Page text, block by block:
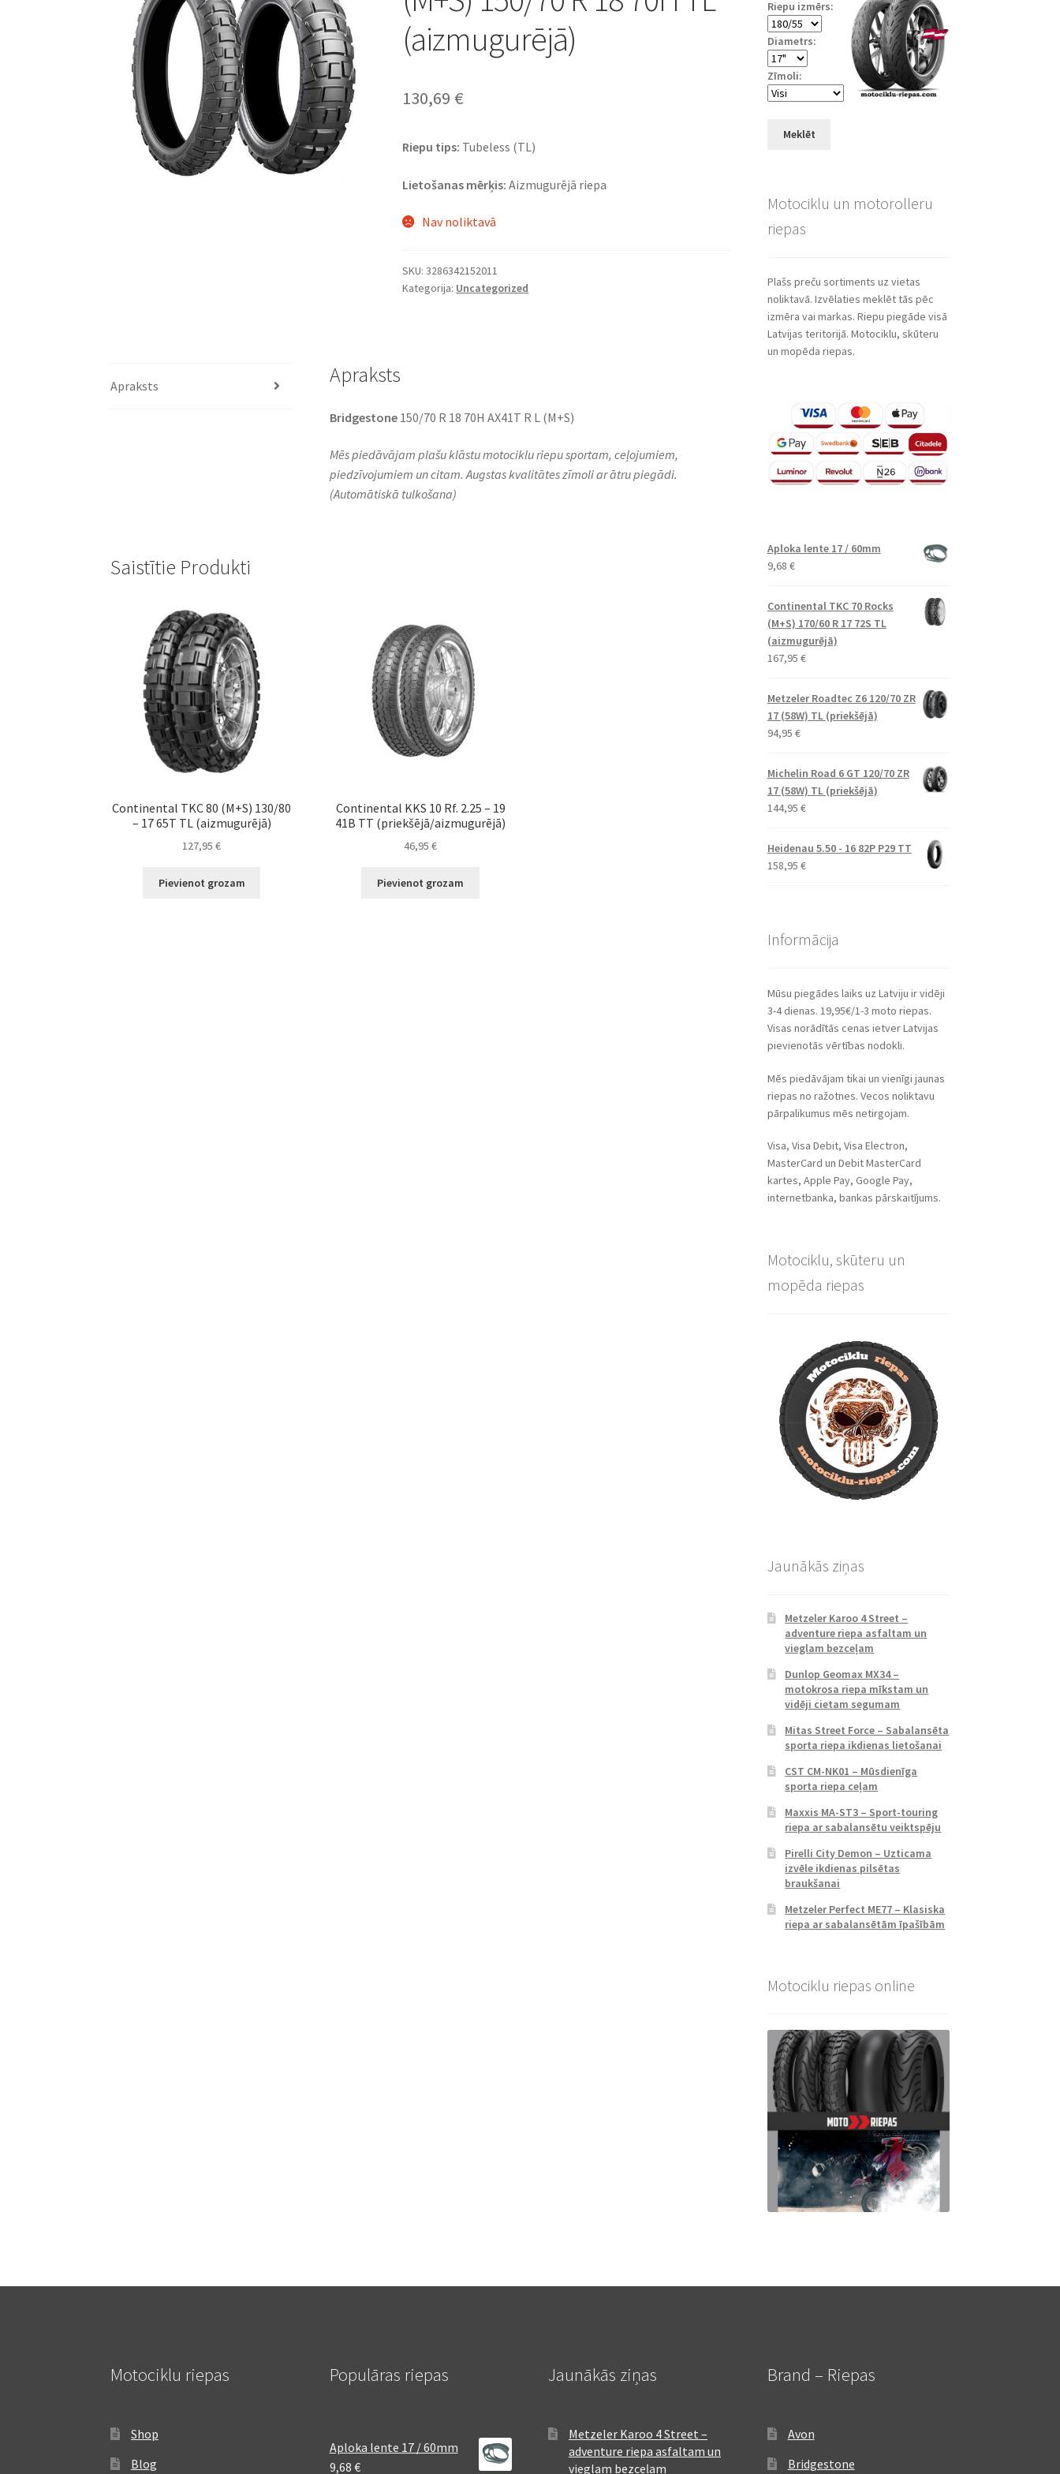
(aizmugurējā)
130,69 €
Riepu tips: Tubeless (TL)
Lietošanas mērķis: Aizmugurējā riepa
Nav noliktavā
SKU:3286342152011
Kategorija: Uncategorized
Apraksts Apraksts
Bridgestone150/70 R 18 70H AX41T R L (M+S)
Mēs piedāvājam plašu klāstu motociklu riepu sportam, ceļojumiem,
piedzīvojumiem un citam. Augstas kvalitātes zīmoli ar ātru piegādi.
(Automātiskā tulkošana)
Saistītie Produkti
Continental TKC 80 (M+S) 130/80
– 17 65T TL (aizmugurējā)
127,95€
Pievienot grozam
Continental KKS 10 Rf. 2.25 – 19
41B TT (priekšējā/aizmugurējā)
46,95€
Pievienot grozam
Riepu izmērs:
Diametrs:
Zīmoli:
Meklēt
Motociklu un motorolleru
riepas
Plašs preču sortiments uz vietas
noliktavā. Izvēlaties meklēt tās pēc
izmēra vai markas. Riepu piegāde visā
Latvijas teritorijā. Motociklu, skūteru
un mopēda riepas.
Aploka lente 17 / 60mm
9,68 €
Continental TKC 70 Rocks
(M+S) 170/60 R 17 72S TL
(aizmugurējā)
167,95 €
Metzeler Roadtec Z6 120/70 ZR
17 (58W) TL (priekšējā)
94,95 €
Michelin Road 6 GT 120/70 ZR
17 (58W) TL (priekšējā)
144,95 €
Heidenau 5.50 - 16 82P P29 TT
158,95 €
Informācija
Mūsu piegādes laiks uz Latviju ir vidēji
3-4 dienas. 19,95€/1-3 moto riepas.
Visas norādītās cenas ietver Latvijas
pievienotās vērtības nodokli.
Mēs piedāvājam tikai un vienīgi jaunas
riepas no ražotnes. Vecos noliktavu
pārpalikumus mēs netirgojam.
Visa, Visa Debit, Visa Electron,
MasterCard un Debit MasterCard
kartes, Apple Pay, Google Pay,
internetbanka, bankas pārskaitījums.
Motociklu, skūteru un
mopēda riepas
Jaunākās ziņas
Metzeler Karoo 4 Street –
adventure riepa asfaltam un
vieglam bezceļam
Dunlop Geomax MX34 –
motokrosa riepa mīkstam un
vidēji cietam segumam
Mitas Street Force – Sabalansēta
sporta riepa ikdienas lietošanai
CST CM-NK01 – Mūsdienīga
sporta riepa ceļam
Maxxis MA-ST3 – Sport-touring
riepa ar sabalansētu veiktspēju
Pirelli City Demon – Uzticama
izvēle ikdienas pilsētas
braukšanai
Metzeler Perfect ME77 – Klasiska
riepa ar sabalansētām īpašībām
Motociklu riepas online
Motociklu riepas
Shop
Blog
Populāras riepas
Aploka lente 17 / 60mm
9,68 €
Jaunākās ziņas
Metzeler Karoo 4 Street –
adventure riepa asfaltam un
vieglam bezceļam
Brand – Riepas
Avon
Bridgestone